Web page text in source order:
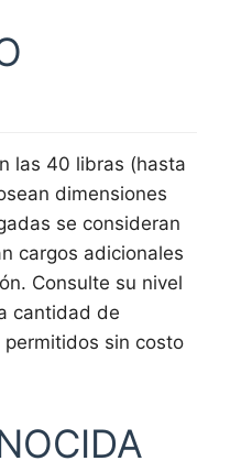
las 40 libras (hasta
dimensiones
se consideran
cargos adicionales
Consulte su nivel
cantidad de
sin costo